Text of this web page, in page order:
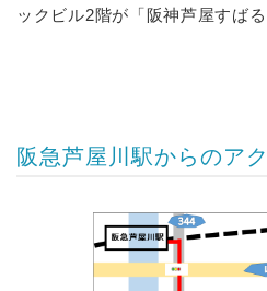
ックビル2階が「阪神芦屋すば
阪急芦屋川駅からのア